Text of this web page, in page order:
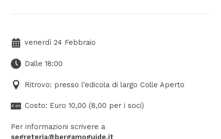
venerdì 24 Febbraio
Dalle 18:00
Ritrovo: presso l'edicola di largo Colle Aperto
Costo: Euro 10,00 (8,00 per i soci)
Per informazioni scrivere a
segreteria@bergamoguide.it